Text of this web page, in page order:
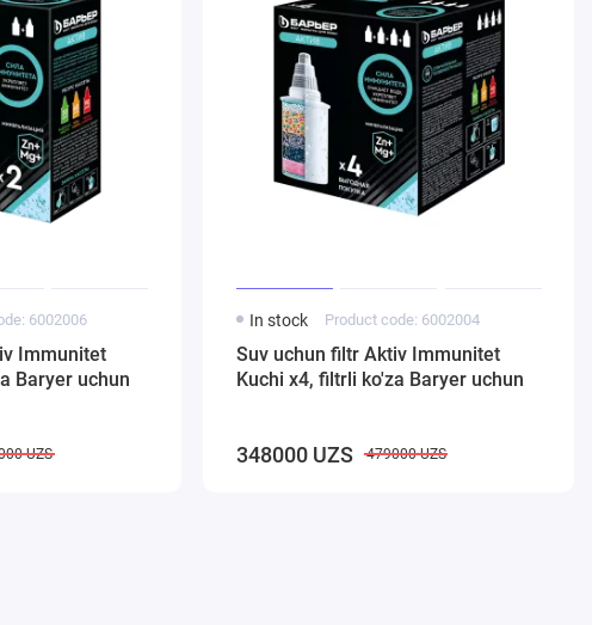
6002006
Immunitet
Baryer uchun
UZS
In stock Product code: 6002004
Suv uchun filtr Aktiv Immunitet
Kuchi x4, filtrli ko'za Baryer uchun
348000 UZS 479000 UZS